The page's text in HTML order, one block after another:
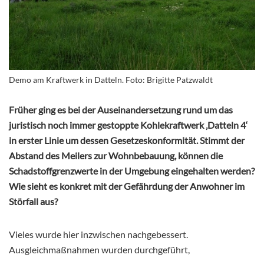
Demo am Kraftwerk in Datteln. Foto: Brigitte Patzwaldt
Früher ging es bei der Auseinandersetzung rund um das
juristisch noch immer gestoppte Kohlekraftwerk ‚Datteln 4‘
in erster Linie um dessen Gesetzeskonformität. Stimmt der
Abstand des Meilers zur Wohnbebauung, können die
Schadstoffgrenzwerte in der Umgebung eingehalten werden?
Wie sieht es konkret mit der Gefährdung der Anwohner im
Störfall aus?
Vieles wurde hier inzwischen nachgebessert.
Ausgleichmaßnahmen wurden durchgeführt,